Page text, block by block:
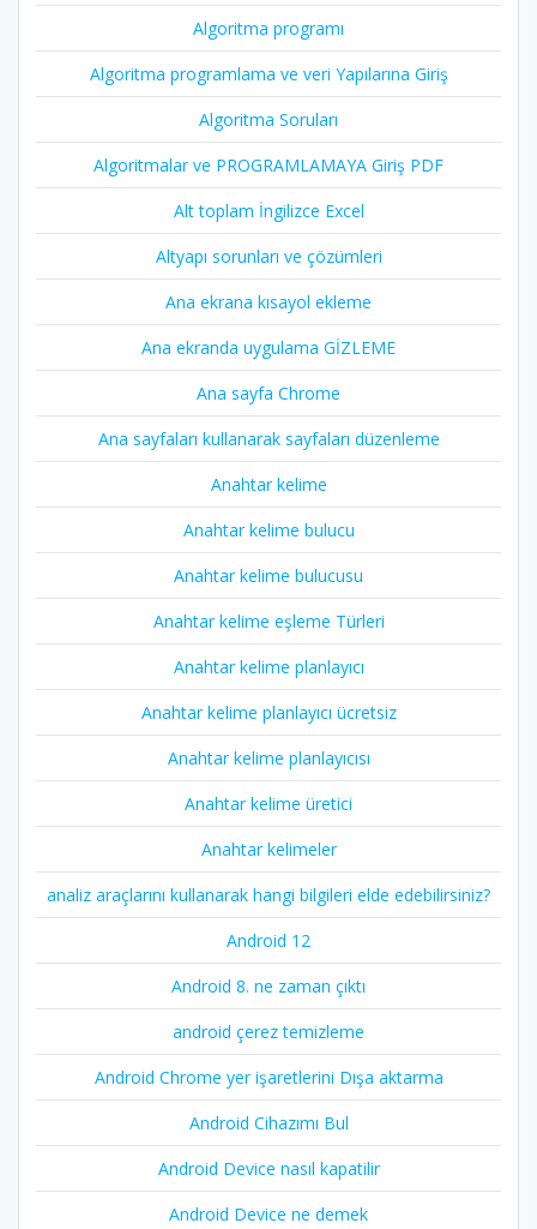
Algoritma programı
Algoritma programlama ve veri Yapılarına Giriş
Algoritma Soruları
Algoritmalar ve PROGRAMLAMAYA Giriş PDF
Alt toplam İngilizce Excel
Altyapı sorunları ve çözümleri
Ana ekrana kısayol ekleme
Ana ekranda uygulama GİZLEME
Ana sayfa Chrome
Ana sayfaları kullanarak sayfaları düzenleme
Anahtar kelime
Anahtar kelime bulucu
Anahtar kelime bulucusu
Anahtar kelime eşleme Türleri
Anahtar kelime planlayıcı
Anahtar kelime planlayıcı ücretsiz
Anahtar kelime planlayıcısı
Anahtar kelime üretici
Anahtar kelimeler
analiz araçlarını kullanarak hangi bilgileri elde edebilirsiniz?
Android 12
Android 8. ne zaman çıktı
android çerez temizleme
Android Chrome yer işaretlerini Dışa aktarma
Android Cihazımı Bul
Android Device nasıl kapatilir
Android Device ne demek